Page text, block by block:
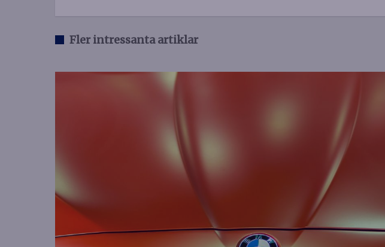
Fler intressanta artiklar